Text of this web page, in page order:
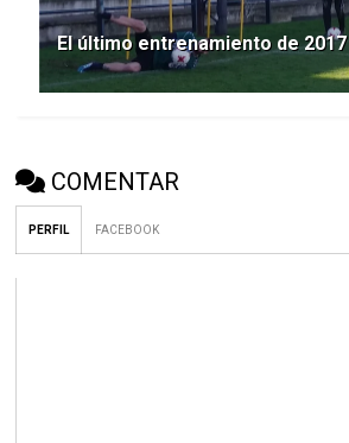
El último entrenamiento de 2017
COMENTAR
PERFIL FACEBOOK